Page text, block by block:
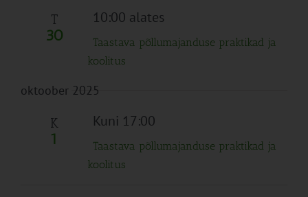
T
30
10:00 alates
Taastava põllumajanduse praktikad ja
koolitus
oktoober 2025
K
1
Kuni 17:00
Taastava põllumajanduse praktikad ja
koolitus